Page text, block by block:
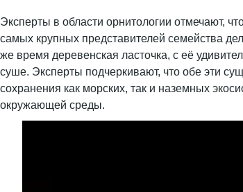
Эксперты в области орнитологии отмечают,
самых крупных представителей семейства
же время деревенская ласточка, с её
суше. Эксперты подчеркивают, что обе эти
сохранения как морских, так и наземных
окружающей среды.